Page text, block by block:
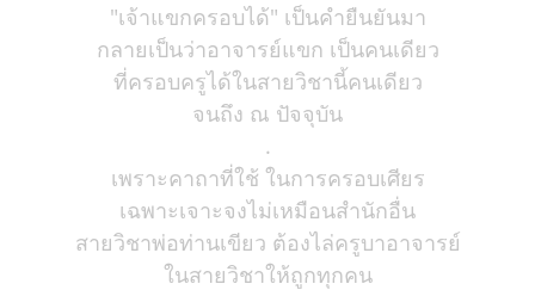
"เจ้าแขกครอบได้" เป็นคำยืนยันมา
กลายเป็นว่าอาจารย์แขก เป็นคนเดียว
ที่ครอบครูได้ในสายวิชานี้คนเดียว
จนถึง ณ ปัจจุบัน
.
เพราะคาถาที่ใช้ ในการครอบเศียร
เฉพาะเจาะจงไม่เหมือนสำนักอื่น
สายวิชาพ่อท่านเขียว ต้องไล่ครูบาอาจารย์
ในสายวิชาให้ถูกทุกคน